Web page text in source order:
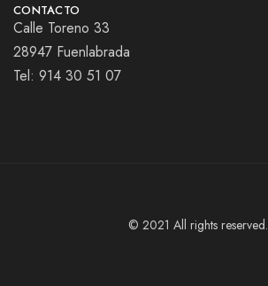
CONTACTO
Calle Toreno 33
28947 Fuenlabrada
Tel: 914 30 51 07
© 2021 All rights reserved.